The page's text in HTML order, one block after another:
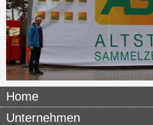
Home
Unternehmen